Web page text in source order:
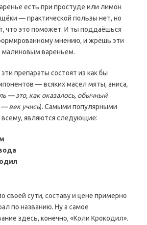
есть при простуде или лимон
— практической пользы нет, но
что это поможет. И ты поддаёшься
мнению, и жрёшь эти
малиновым вареньем.
препараты состоят из как бы
— всяких масел мяты, аниса,
— это, как оказалось, обычный
век учись). Самыми популярными
являются следующие:
своей сути, составу и цене примерно
по названию. Ну а самое
здесь, конечно, «Коли Крокодил».